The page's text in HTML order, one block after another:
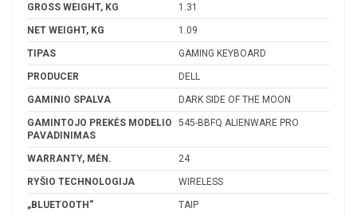
GROSS WEIGHT, KG 1.31
NET WEIGHT, KG 1.09
TIPAS GAMING KEYBOARD
PRODUCER DELL
GAMINIO SPALVA DARK SIDE OF THE MOON
GAMINTOJO PREKĖS MODELIO
PAVADINIMAS
545-BBFQ ALIENWARE PRO
WARRANTY, MĖN. 24
RYŠIO TECHNOLOGIJA WIRELESS
„BLUETOOTH“ TAIP